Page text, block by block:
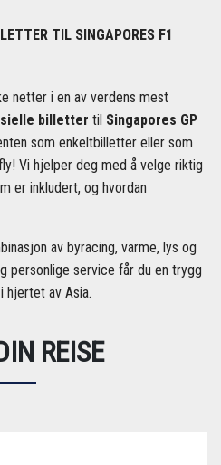
TIL SINGAPORES F1
netter i en av verdens mest
billetter til Singapores GP
som enkeltbilletter eller som
Vi hjelper deg med å velge riktig
er inkludert, og hvordan
av byracing, varme, lys og
personlige service får du en trygg
hjertet av Asia.